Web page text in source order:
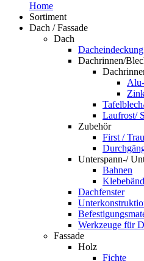
Home
Sortiment
Dach / Fassade
Dach
Dacheindeckung
Dachrinnen/
Laufrost/
Zubehör
First /
Unterspann-/
Bahnen
Dachfenster
Werkzeuge für
Fassade
Holz
Fichte